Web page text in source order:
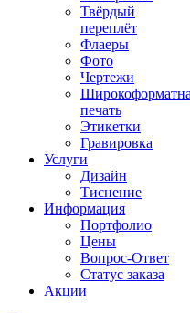
Твёрдый
переплёт
Флаеры
Фото
Чертежи
печать
Этикетки
Гравировка
Услуги
Дизайн
Тиснение
Информация
Портфолио
Цены
Вопрос-Ответ
Статус заказа
Акции